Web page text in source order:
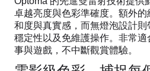
卓越亮度與色彩準確度。額外
和度與真實感，而無燈泡設計
穩定性以及免維護操作。非常
事與遊戲，不中斷觀賞體驗。